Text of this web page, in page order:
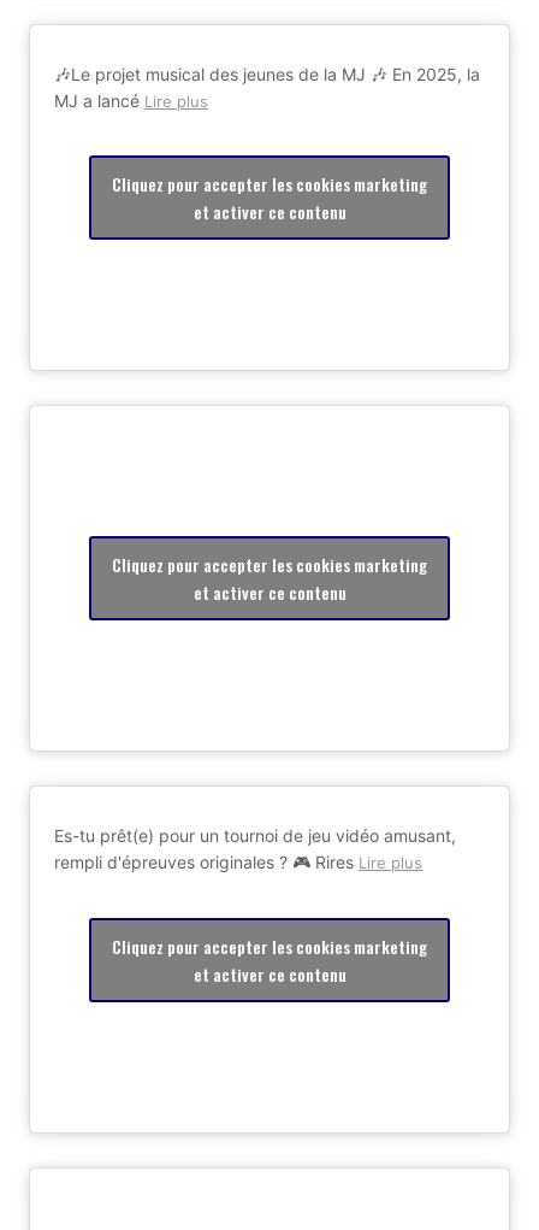
🎶Le projet musical des jeunes de la MJ 🎶 En 2025, la
MJ a lancé Lire plus
Cliquez pour accepter les cookies marketing
et activer ce contenu
Cliquez pour accepter les cookies marketing
et activer ce contenu
Es-tu prêt(e) pour un tournoi de jeu vidéo amusant,
rempli d'épreuves originales ? 🎮 Rires Lire plus
Cliquez pour accepter les cookies marketing
et activer ce contenu